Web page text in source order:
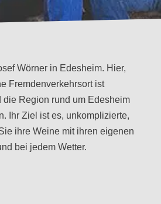
Wörner in Edesheim. Hier,
Fremdenverkehrsort ist
Region rund um Edesheim
Ihr Ziel ist es, unkomplizierte,
ihre Weine mit ihren eigenen
bei jedem Wetter.